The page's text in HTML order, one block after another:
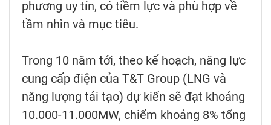
phương uy tín, có tiềm lực và phù hợp về
tầm nhìn và mục tiêu.
Trong 10 năm tới, theo kế hoạch, năng lực
cung cấp điện của T&T Group (LNG và
năng lượng tái tạo) dự kiến sẽ đạt khoảng
10.000-11.000MW, chiếm khoảng 8% tổng